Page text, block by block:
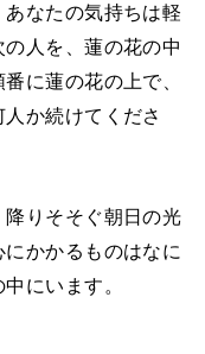
なたの気持ちは軽
人を、蓮の花の中
に蓮の花の上で、
か続けてくださ
りそそぐ朝日の光
かかるものはなに
にいます。